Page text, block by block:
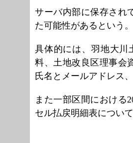
サーバ内部に保存され
た可能性があるという。
具体的には、羽地大川
料、土地改良区理事会
氏名とメールアドレス
また一部区間における
セル払戻明細表につい